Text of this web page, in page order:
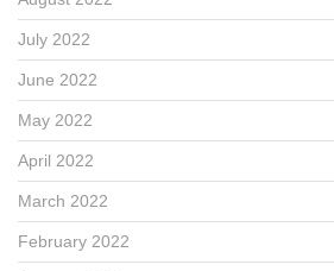
July 2022
June 2022
May 2022
April 2022
March 2022
February 2022